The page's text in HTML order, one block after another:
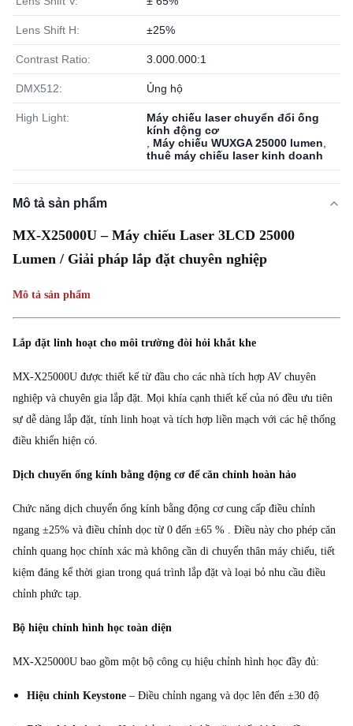
Lens Shift H: ±25%
Contrast Ratio: 3.000.000:1
DMX512: Ủng hộ
High Light:
Máy chiếu laser chuyển đổi ống
kính động cơ
Máy chiếu WUXGA 25000 lumen
thuê máy chiếu laser kinh doanh
Mô tả sản phẩm
MX-X25000U – Máy chiếu Laser 3LCD 25000
Lumen / Giải pháp lắp đặt chuyên nghiệp
Mô tả sản phẩm
Lắp đặt linh hoạt cho môi trường đòi hỏi khắt khe
MX-X25000U được thiết kế từ đầu cho các nhà tích hợp AV chuyên
nghiệp và chuyên gia lắp đặt. Mọi khía cạnh thiết kế của nó đều ưu tiên
sự dễ dàng lắp đặt, tính linh hoạt và tích hợp liền mạch với các hệ thống
điều khiển hiện có.
Dịch chuyển ống kính bằng động cơ để căn chỉnh hoàn hảo
Chức năng dịch chuyển ống kính bằng động cơ cung cấp điều chỉnh
ngang ±25% và điều chỉnh dọc từ 0 đến ±65 % . Điều này cho phép căn
chỉnh quang học chính xác mà không cần di chuyển thân máy chiếu, tiết
kiệm đáng kể thời gian trong quá trình lắp đặt và loại bỏ nhu cầu điều
chỉnh phức tạp.
Bộ hiệu chỉnh hình học toàn diện
MX-X25000U bao gồm một bộ công cụ hiệu chỉnh hình học đầy đủ:
Hiệu chỉnh Keystone – Điều chỉnh ngang và dọc lên đến ±30 độ